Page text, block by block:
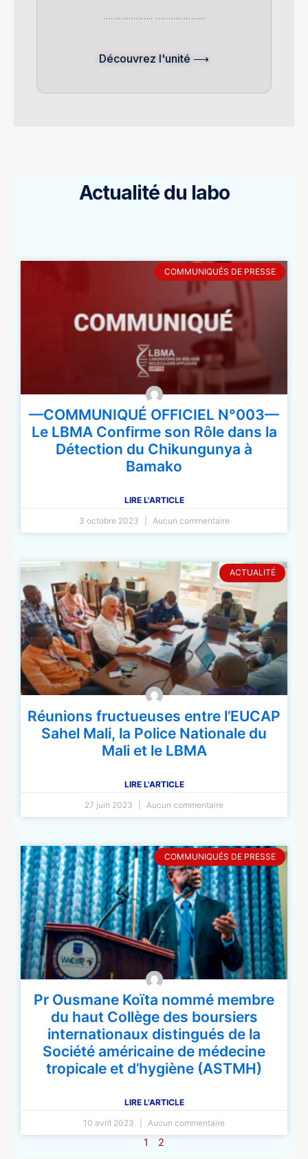
……………….. ………………..
Découvrez l'unité ⟶
Actualité du labo
COMMUNIQUÉS DE PRESSE
—COMMUNIQUÉ OFFICIEL N°003—
Le LBMA Confirme son Rôle dans la
Détection du Chikungunya à
Bamako
LIRE L'ARTICLE
3 octobre 2023
Aucun commentaire
ACTUALITÉ
Réunions fructueuses entre l’EUCAP
Sahel Mali, la Police Nationale du
Mali et le LBMA
LIRE L'ARTICLE
27 juin 2023
Aucun commentaire
COMMUNIQUÉS DE PRESSE
Pr Ousmane Koïta nommé membre
du haut Collège des boursiers
internationaux distingués de la
Société américaine de médecine
tropicale et d’hygiène (ASTMH)
LIRE L'ARTICLE
10 avril 2023
Aucun commentaire
1 2